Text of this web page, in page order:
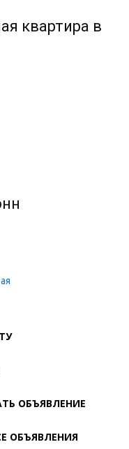
квартира в
ОБЪЯВЛЕНИЕ
ОБЪЯВЛЕНИЯ